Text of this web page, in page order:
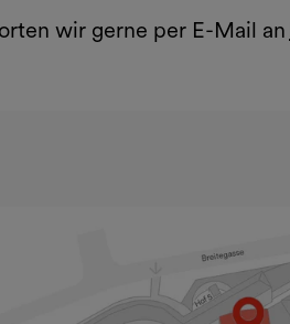
wir gerne per E-Mail an